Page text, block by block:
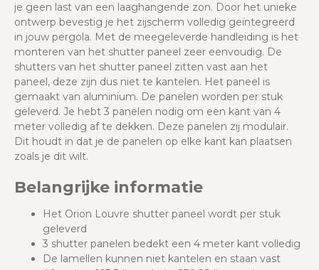
je geen last van een laaghangende zon. Door het unieke
ontwerp bevestig je het zijscherm volledig geïntegreerd
in jouw pergola. Met de meegeleverde handleiding is het
monteren van het shutter paneel zeer eenvoudig. De
shutters van het shutter paneel zitten vast aan het
paneel, deze zijn dus niet te kantelen. Het paneel is
gemaakt van aluminium. De panelen worden per stuk
geleverd. Je hebt 3 panelen nodig om een kant van 4
meter volledig af te dekken. Deze panelen zij modulair.
Dit houdt in dat je de panelen op elke kant kan plaatsen
zoals je dit wilt.
Belangrijke informatie
Het Orion Louvre shutter paneel wordt per stuk
geleverd
3 shutter panelen bedekt een 4 meter kant volledig
De lamellen kunnen niet kantelen en staan vast